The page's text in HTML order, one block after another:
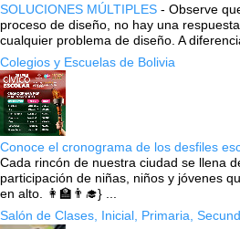
SOLUCIONES MÚLTIPLES - Observe
proceso de diseño, no hay una
cualquier problema de diseño. A
Colegios y Escuelas de Bolivia
Conoce el cronograma de los desfiles
Cada rincón de nuestra ciudad se llena
participación de niñas, niños y jóvenes
en alto. 👩‍🏫👨‍🎓} ...
Salón de Clases, Inicial, Primaria,